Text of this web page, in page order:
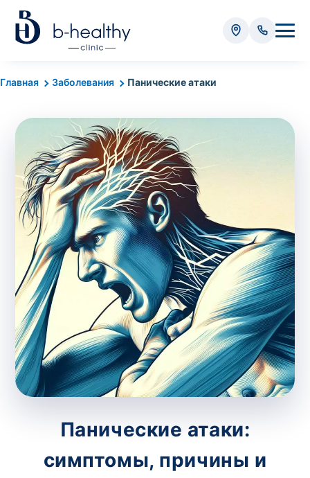
Главная Заболевания Панические атаки
Панические атаки:
симптомы, причины и
Анализы
анализа):
Стоимость забора крови - 50 грн
Стоимость забора биоматериала (кроме
крови) – от 35 грн
Итого: 0 грн
Попередній запис на дослідження не
потрібний. Виняток становлять мазки та
зіскрібки. Взяття біоматеріалу для них
виконує лікар – необхідийзапись к
специалисту.